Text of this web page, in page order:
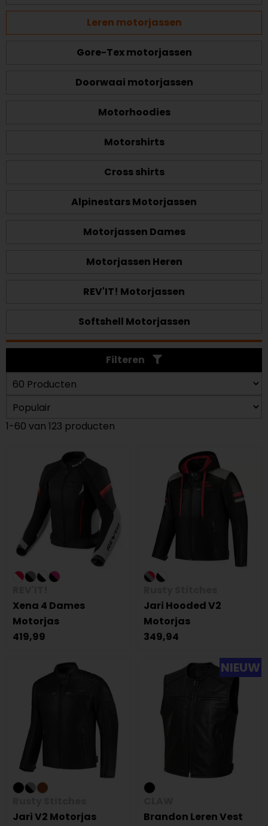
Leren motorjassen
Gore-Tex motorjassen
Doorwaai motorjassen
Motorhoodies
Motorshirts
Cross shirts
Alpinestars Motorjassen
Motorjassen Dames
Motorjassen Heren
REV'IT! Motorjassen
Softshell Motorjassen
Filteren
1-60 van 123 producten
Xena 4 Dames
Motorjas
419,99
Jari Hooded V2
Motorjas
349,94
Jari V2 Motorjas
NIEUW
Brandon Leren Vest